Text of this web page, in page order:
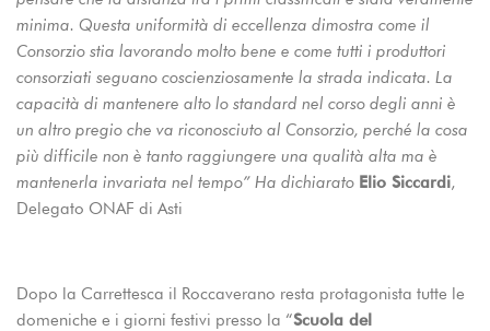
minima. Questa uniformità di eccellenza dimostra come il
Consorzio stia lavorando molto bene e come tutti i produttori
consorziati seguano coscienziosamente la strada indicata. La
capacità di mantenere alto lo standard nel corso degli anni è
un altro pregio che va riconosciuto al Consorzio, perché la cosa
più difficile non è tanto raggiungere una qualità alta ma è
mantenerla invariata nel tempo” Ha dichiarato Elio Siccardi,
Delegato ONAF di Asti
Dopo la Carrettesca il Roccaverano resta protagonista tutte le
domeniche e i giorni festivi presso la “Scuola del